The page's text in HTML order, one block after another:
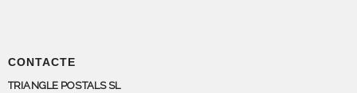
CONTACTE
TRIANGLE POSTALS SL